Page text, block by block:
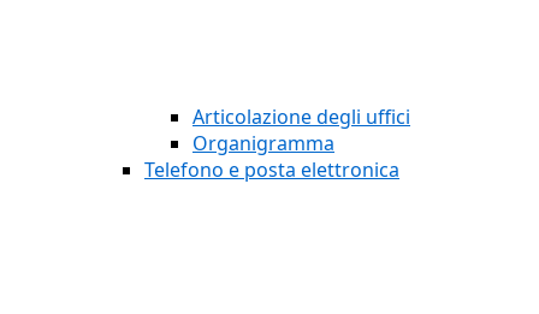
Articolazione degli uffici
Organigramma
Telefono e posta elettronica